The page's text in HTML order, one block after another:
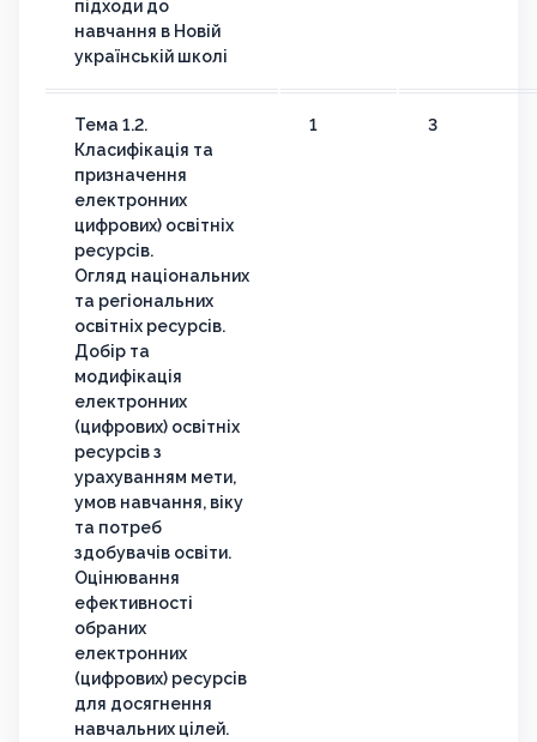
підходи до
навчання в Новій
українській школі
Тема 1.2.
Класифікація та
призначення
електронних
цифрових) освітніх
ресурсів.
Огляд національних
та регіональних
освітніх ресурсів.
Добір та
модифікація
електронних
(цифрових) освітніх
ресурсів з
урахуванням мети,
умов навчання, віку
та потреб
здобувачів освіти.
Оцінювання
ефективності
обраних
електронних
(цифрових) ресурсів
для досягнення
навчальних цілей.
1 3